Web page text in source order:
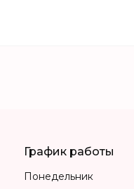
График работы
Понедельник